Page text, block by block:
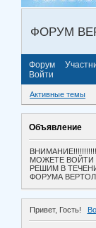
ФОРУМ
Форум
Войти
Активные темы
Объявление
МОЖЕТЕ ВОЙТИ
РЕШИМ В
ФОРУМА
Привет, Гость!